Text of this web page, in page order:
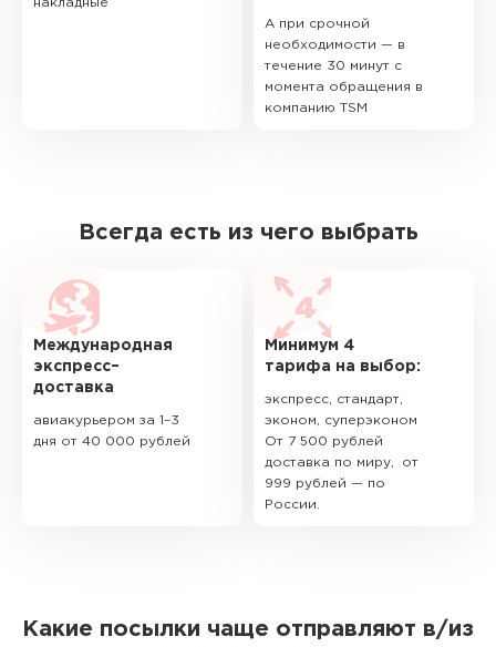
накладные
А при срочной
необходимости — в
течение 30 минут с
момента обращения в
компанию TSM
Всегда есть из чего выбрать
Международная
экспресс–
доставка
авиакурьером за 1–3
дня от 40 000 рублей
Минимум 4
тарифа на выбор:
экспресс, стандарт,
эконом, суперэконом
От 7 500 рублей
доставка по миру, от
999 рублей — по
России.
Какие посылки чаще отправляют в/из